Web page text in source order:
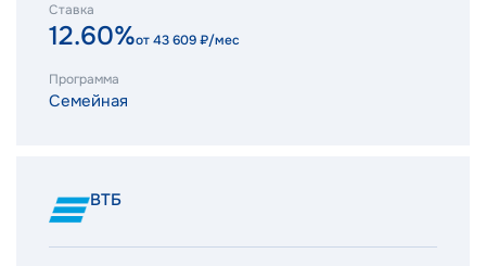
Ставка
12.60%от43 609₽/мес
Программа
Семейная
ВТБ